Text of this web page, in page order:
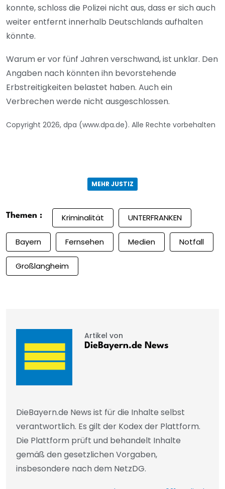
konnte, schloss die Polizei nicht aus, dass er sich auch
weiter entfernt innerhalb Deutschlands aufhalten
könnte.
Warum er vor fünf Jahren verschwand, ist unklar. Den
Angaben nach könnten ihn bevorstehende
Erbstreitigkeiten belastet haben. Auch ein
Verbrechen werde nicht ausgeschlossen.
Copyright 2026, dpa (www.dpa.de). Alle Rechte vorbehalten
MEHR JUSTIZ
Themen : Kriminalität UNTERFRANKEN
Bayern Fernsehen Medien Notfall
Großlangheim
Artikel von
DieBayern.de News
DieBayern.de News ist für die Inhalte selbst
verantwortlich. Es gilt der Kodex der Plattform.
Die Plattform prüft und behandelt Inhalte
gemäß den gesetzlichen Vorgaben,
insbesondere nach dem NetzDG.